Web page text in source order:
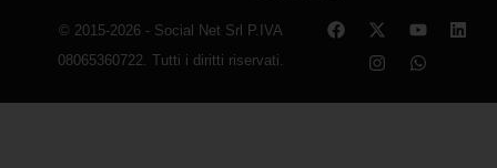
© 2015-2026 - Social Net Srl P.IVA
08065360722. Tutti i diritti riservati.